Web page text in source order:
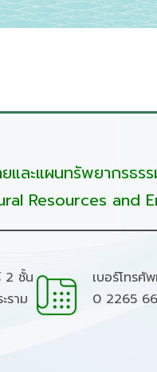
และแผนทรัพยากรธร
Resources and
2 ชั้น
ราม
เบอร์โทรศั
0 2265